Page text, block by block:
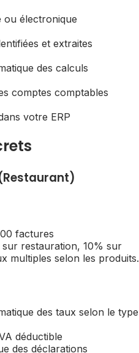
ou électronique
et extraites
des calculs
comptes comptables
votre ERP
factures
restauration, 10% sur
multiples selon les produits.
des taux selon le type
déductible
des déclarations